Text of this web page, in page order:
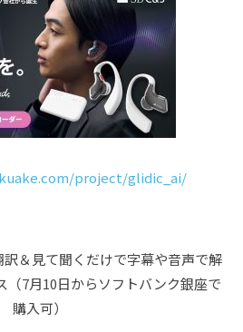
project/glidic_ai/
＆見て聞くだけで字幕や音声で解
（7月10日からソフトバンク銀座で
購入可）